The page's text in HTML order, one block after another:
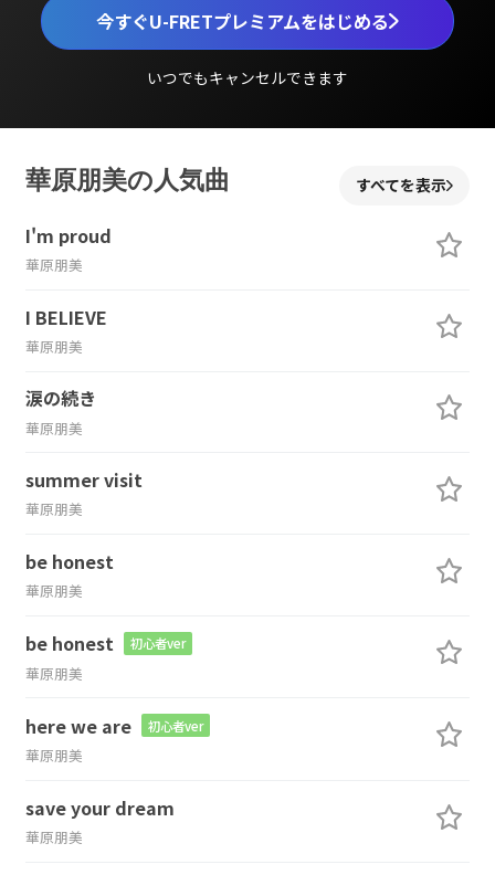
今すぐU-FRETプレミアムをはじめる
いつでもキャンセルできます
華原朋美の人気曲 すべてを表示
I'm proud
華原朋美
I BELIEVE
華原朋美
涙の続き
華原朋美
summer visit
華原朋美
be honest
華原朋美
be honest 初心者ver
華原朋美
here we are 初心者ver
華原朋美
save your dream
華原朋美